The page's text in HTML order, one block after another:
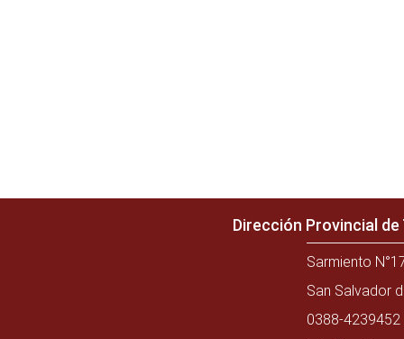
Dirección Provincial
Sarmiento
San Salvador
0388-